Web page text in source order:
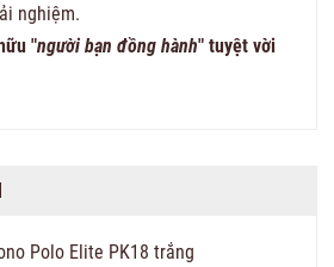
nghiệm.
"người bạn đồng hành" tuyệt vời
Polo Elite PK18 trắng